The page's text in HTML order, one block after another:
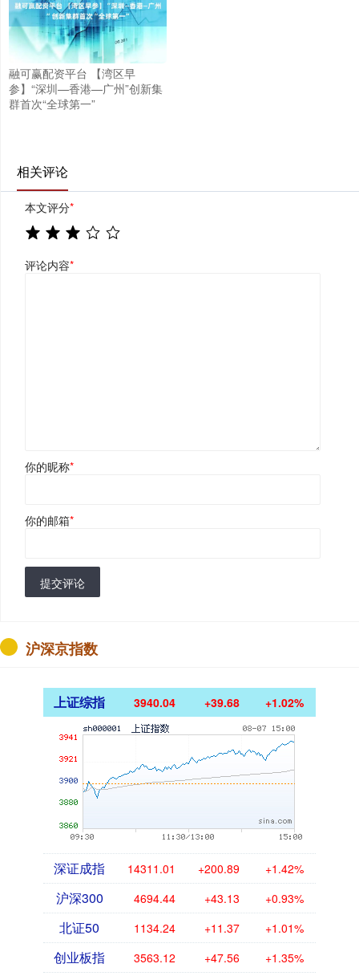
融可赢配资平台 【湾区早
参】“深圳—香港—广州”创新集
群首次“全球第一”
相关评论
本文评分*
评论内容*
你的昵称*
你的邮箱*
提交评论
沪深京指数
上证综指 3940.04 +39.68 +1.02%
深证成指 14311.01 +200.89 +1.42%
沪深300 4694.44 +43.13 +0.93%
北证50 1134.24 +11.37 +1.01%
创业板指 3563.12 +47.56 +1.35%